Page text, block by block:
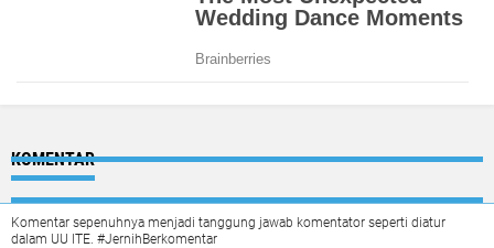
KOMENTAR
Komentar sepenuhnya menjadi tanggung jawab komentator seperti diatur
dalam UU ITE. #JernihBerkomentar